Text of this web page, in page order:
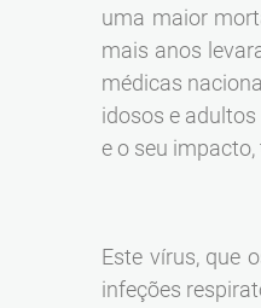
uma maior
mais anos
médicas
idosos e
e o seu
Este vírus, que
infeções